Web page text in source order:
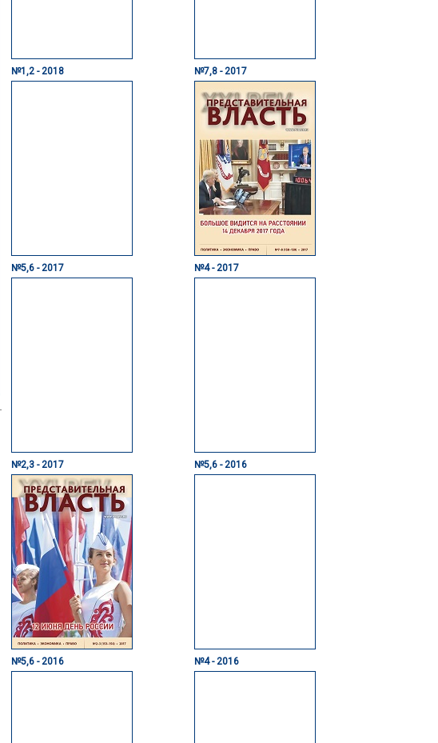
№1,2 - 2018 №7,8 - 2017
№5,6 - 2017 №4 - 2017
№2,3 - 2017 №5,6 - 2016
№5,6 - 2016 №4 - 2016